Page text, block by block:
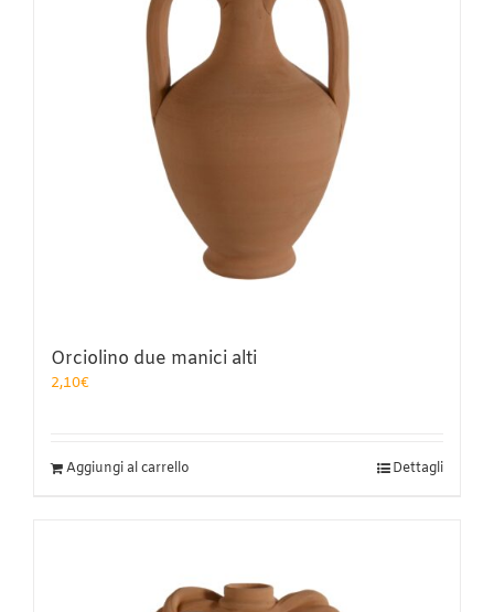
Orciolino due manici alti
2,10€
Aggiungi al carrello Dettagli